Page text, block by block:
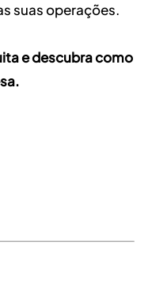
suas operações.
e descubra como